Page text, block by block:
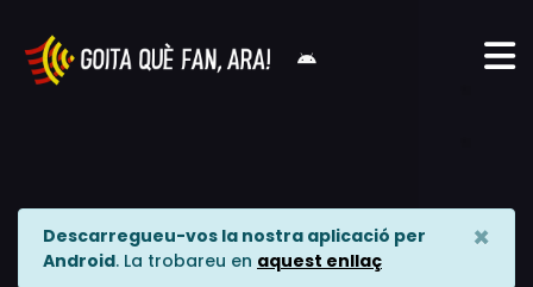
Descarregueu-vos la nostra aplicació per
Android. La trobareu en aquest enllaç
×